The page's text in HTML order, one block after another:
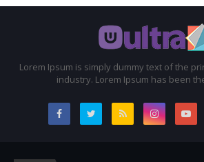
Lorem Ipsum is simply dummy text of the
industry. Lorem Ipsum has been